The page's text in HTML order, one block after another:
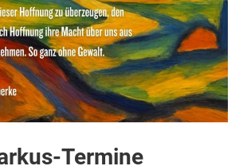
Termine